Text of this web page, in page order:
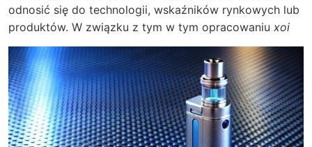
odnosić się do technologii, wskaźników rynkowych lub
produktów. W związku z tym w tym opracowaniu xoi